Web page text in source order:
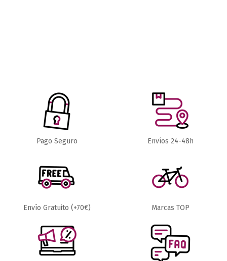
CHALECO
HOMBRE
69,99 €
Añadir al carrito
CHALECO
56,25 €
Añadir al carrito
Pago Seguro Envíos 24-48h
Envío Gratuito (+70€) Marcas TOP